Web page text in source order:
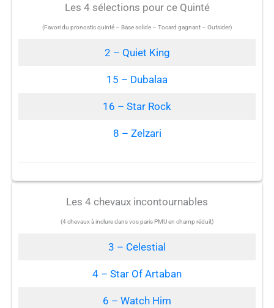
Les 4 sélections pour ce Quinté
(Favori du pronostic quinté – Base solide – Tocard gagnant – Outsider)
2 – Quiet King
15 – Dubalaa
16 – Star Rock
8 – Zelzari
Les 4 chevaux incontournables
(4 chevaux à inclure dans vos paris PMU en champ réduit)
3 – Celestial
4 – Star Of Artaban
6 – Watch Him